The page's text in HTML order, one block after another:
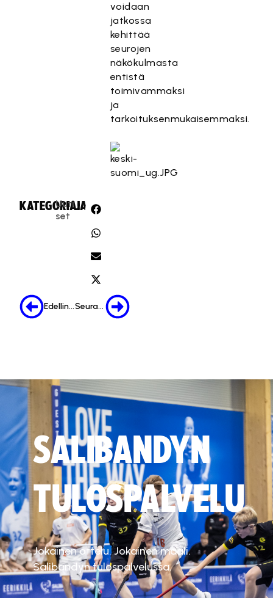
voidaan
jatkossa
kehittää
seurojen
näkökulmasta
entistä
toimivammaksi
ja
tarkoituksenmukaisemmaksi.
KATEGORIA:
Uuti
set
JAA:
Edellinen Seuraava
SALIBANDYN
TULOSPALVELU
Jokainen ottelu. Jokainen maali.
Salibandyn tulospalvelussa.